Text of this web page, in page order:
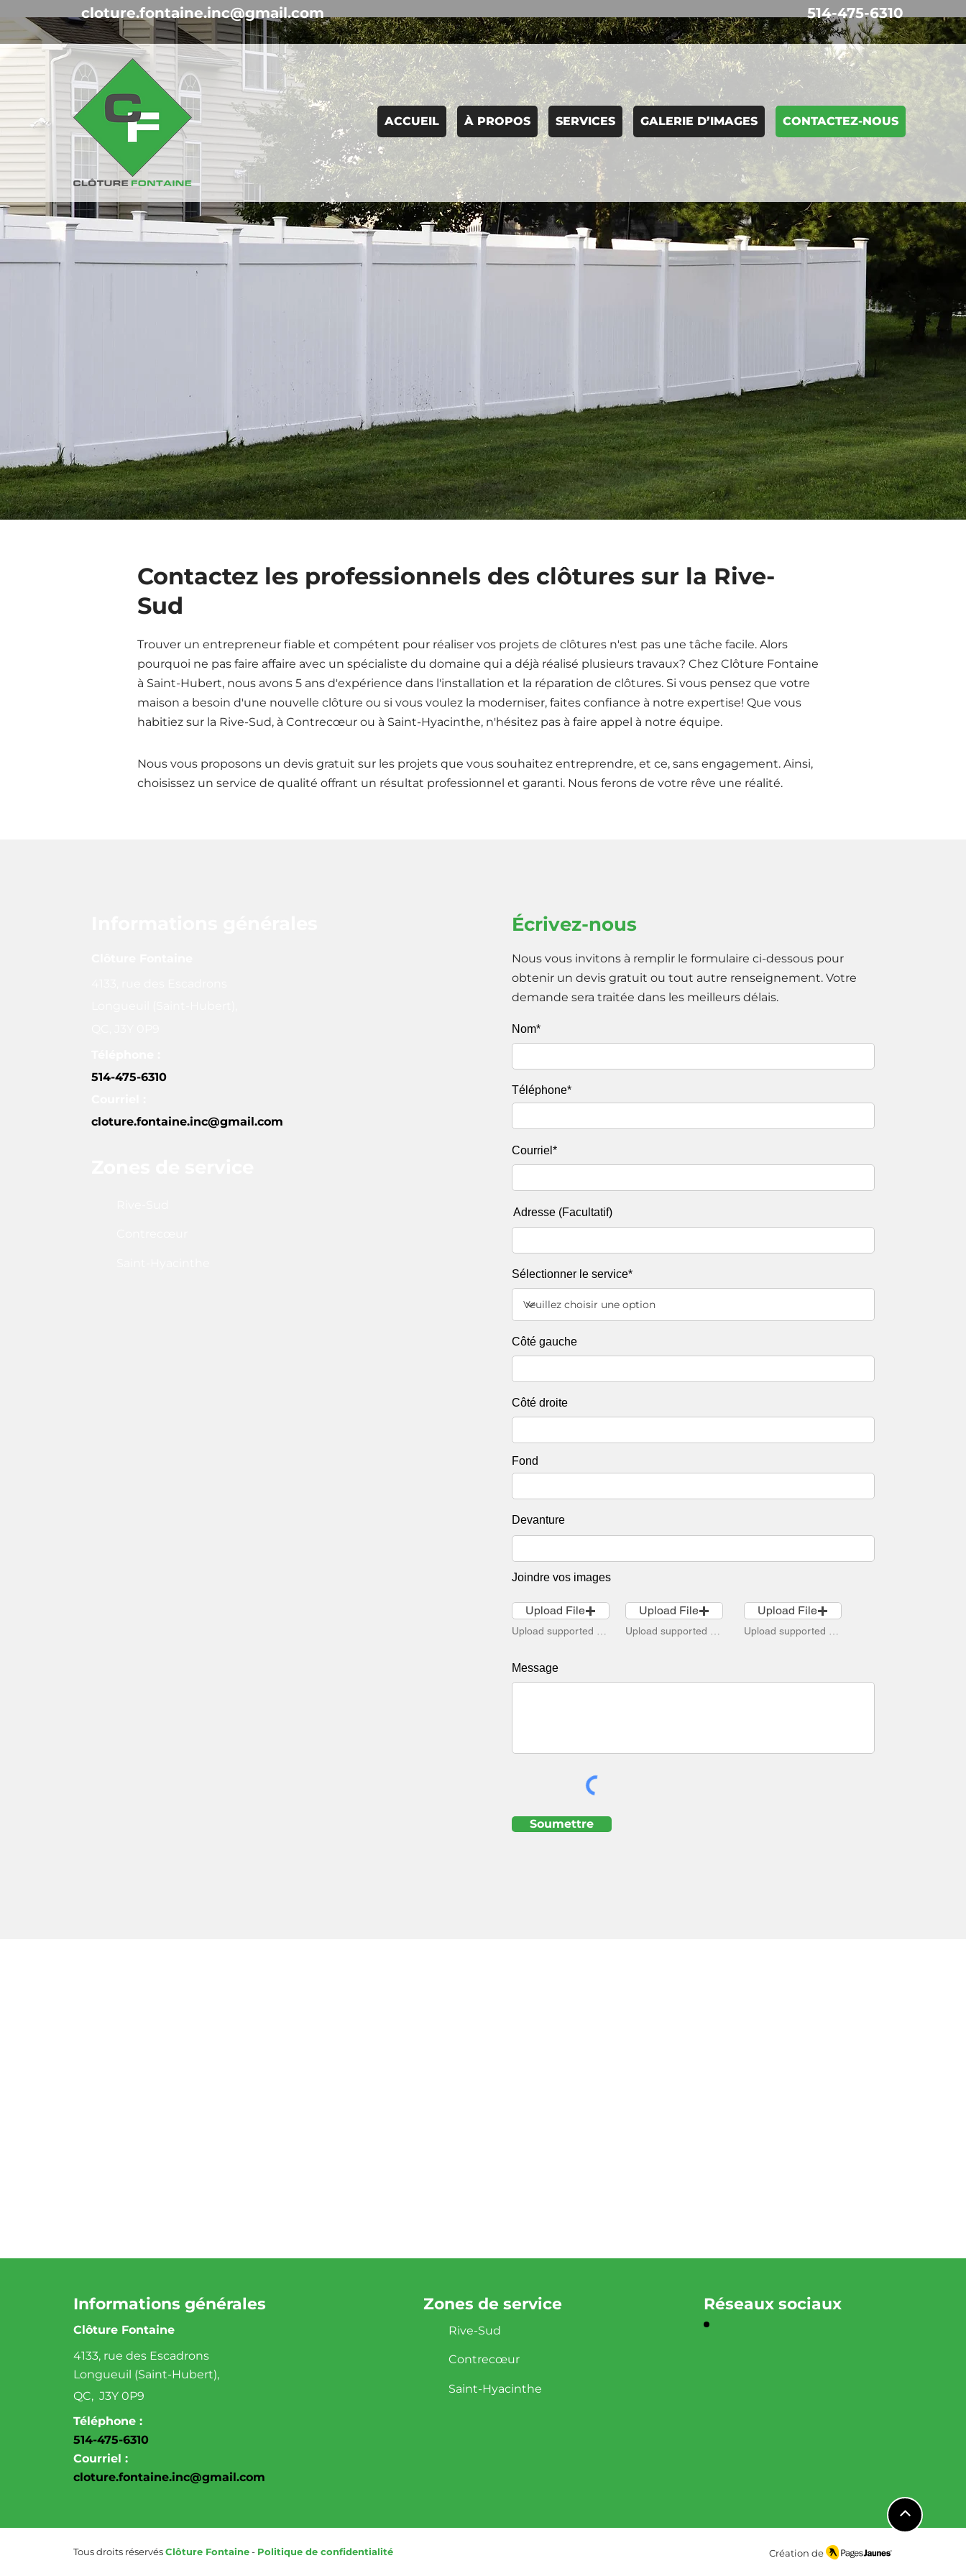
cloture.fontaine.inc@gmail.com 514-475-6310
ACCUEIL À PROPOS SERVICES GALERIE D’IMAGES CONTACTEZ-NOUS
Contactez les professionnels des clôtures sur la Rive-
Sud
Trouver un entrepreneur fiable et compétent pour réaliser vos projets de clôtures n'est pas une tâche facile. Alors
pourquoi ne pas faire affaire avec un spécialiste du domaine qui a déjà réalisé plusieurs travaux? Chez Clôture Fontaine
à Saint-Hubert, nous avons 5 ans d'expérience dans l'installation et la réparation de clôtures. Si vous pensez que votre
maison a besoin d'une nouvelle clôture ou si vous voulez la moderniser, faites confiance à notre expertise! Que vous
habitiez sur la Rive-Sud, à Contrecœur ou à Saint-Hyacinthe, n'hésitez pas à faire appel à notre équipe.
Nous vous proposons un devis gratuit sur les projets que vous souhaitez entreprendre, et ce, sans engagement. Ainsi,
choisissez un service de qualité offrant un résultat professionnel et garanti. Nous ferons de votre rêve une réalité.
514-475-6310
cloture.fontaine.inc@gmail.com
Écrivez-nous
Nous vous invitons à remplir le formulaire ci-dessous pour
obtenir un devis gratuit ou tout autre renseignement. Votre
demande sera traitée dans les meilleurs délais.
Nom*
Téléphone*
Courriel*
Adresse (Facultatif)
Sélectionner le service*
Côté gauche
Côté droite
Fond
Devanture
Joindre vos images
Upload File Upload File Upload File
Message
Soumettre
Informations générales
Clôture Fontaine
4133, rue des Escadrons
Longueuil (Saint-Hubert),
QC, J3Y 0P9
Téléphone :
514-475-6310
Courriel :
cloture.fontaine.inc@gmail.com
Zones de service
Rive-Sud
Contrecœur
Saint-Hyacinthe
Réseaux sociaux
Tous droits réservésClôture Fontaine- Politique de confidentialité Création de